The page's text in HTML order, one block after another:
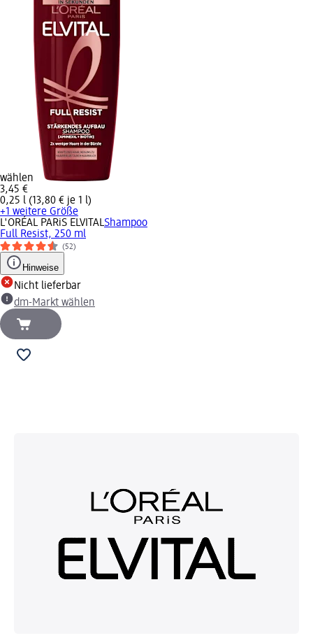
wählen
3,45 €
0,25 l (13,80 € je 1 l)
+1 weitere Größe
L'ORÉAL PARiS ELVITALShampoo
Full Resist, 250 ml
(52)
Hinweise
Nicht lieferbar
dm-Markt wählen